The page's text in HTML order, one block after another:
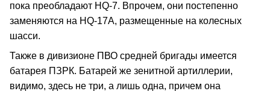
пока преобладают HQ-7. Впрочем, они постепенно
заменяются на HQ-17А, размещенные на колесных
шасси.
Также в дивизионе ПВО средней бригады имеется
батарея ПЗРК. Батарей же зенитной артиллерии,
видимо, здесь не три, а лишь одна, причем она